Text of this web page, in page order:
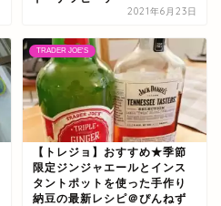
2021年6月23日
TRADER JOE'S
【トレジョ】おすすめ★季節
限定ジンジャエールとインス
タントポットを使った手作り
納豆の最新レシピ＠ぴんねず